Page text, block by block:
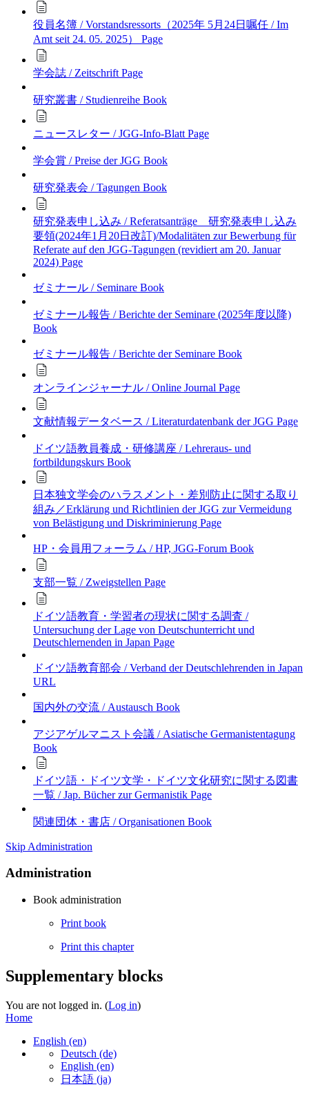
役員名簿 / Vorstandsressorts（2025年 5月24日嘱任 / Im
Amt seit 24. 05. 2025） Page
学会誌 / Zeitschrift Page
研究叢書 / Studienreihe Book
ニュースレター / JGG-Info-Blatt Page
学会賞 / Preise der JGG Book
研究発表会 / Tagungen Book
研究発表申し込み / Referatsanträge 研究発表申し込み
要領(2024年1月20日改訂)/Modalitäten zur Bewerbung für
Referate auf den JGG-Tagungen (revidiert am 20. Januar
2024) Page
ゼミナール / Seminare Book
ゼミナール報告 / Berichte der Seminare (2025年度以降)
Book
ゼミナール報告 / Berichte der Seminare Book
オンラインジャーナル / Online Journal Page
文献情報データベース / Literaturdatenbank der JGG Page
ドイツ語教員養成・研修講座 / Lehreraus- und
fortbildungskurs Book
日本独文学会のハラスメント・差別防止に関する取り
組み／Erklärung und Richtlinien der JGG zur Vermeidung
von Belästigung und Diskriminierung Page
HP・会員用フォーラム / HP, JGG-Forum Book
支部一覧 / Zweigstellen Page
ドイツ語教育・学習者の現状に関する調査 /
Untersuchung der Lage von Deutschunterricht und
Deutschlernenden in Japan Page
ドイツ語教育部会 / Verband der Deutschlehrenden in Japan
URL
国内外の交流 / Austausch Book
アジアゲルマニスト会議 / Asiatische Germanistentagung
Book
ドイツ語・ドイツ文学・ドイツ文化研究に関する図書
一覧 / Jap. Bücher zur Germanistik Page
関連団体・書店 / Organisationen Book
Skip Administration
Administration
Book administration
Print book
Print this chapter
Supplementary blocks
You are not logged in. (Log in)
Home
English ‎(en)‎
Deutsch ‎(de)‎
English ‎(en)‎
日本語 ‎(ja)‎